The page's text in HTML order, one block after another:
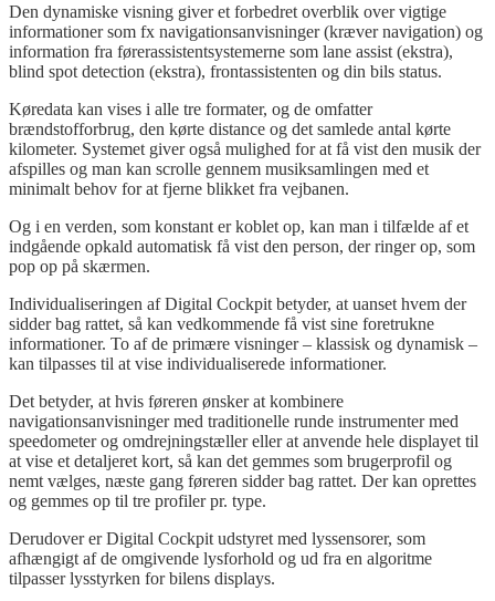
Den dynamiske visning giver et forbedret overblik over vigtige
informationer som fx navigationsanvisninger (kræver navigation) og
information fra førerassistentsystemerne som lane assist (ekstra),
blind spot detection (ekstra), frontassistenten og din bils status.
Køredata kan vises i alle tre formater, og de omfatter
brændstofforbrug, den kørte distance og det samlede antal kørte
kilometer. Systemet giver også mulighed for at få vist den musik der
afspilles og man kan scrolle gennem musiksamlingen med et
minimalt behov for at fjerne blikket fra vejbanen.
Og i en verden, som konstant er koblet op, kan man i tilfælde af et
indgående opkald automatisk få vist den person, der ringer op, som
pop op på skærmen.
Individualiseringen af Digital Cockpit betyder, at uanset hvem der
sidder bag rattet, så kan vedkommende få vist sine foretrukne
informationer. To af de primære visninger – klassisk og dynamisk –
kan tilpasses til at vise individualiserede informationer.
Det betyder, at hvis føreren ønsker at kombinere
navigationsanvisninger med traditionelle runde instrumenter med
speedometer og omdrejningstæller eller at anvende hele displayet til
at vise et detaljeret kort, så kan det gemmes som brugerprofil og
nemt vælges, næste gang føreren sidder bag rattet. Der kan oprettes
og gemmes op til tre profiler pr. type.
Derudover er Digital Cockpit udstyret med lyssensorer, som
afhængigt af de omgivende lysforhold og ud fra en algoritme
tilpasser lysstyrken for bilens displays.